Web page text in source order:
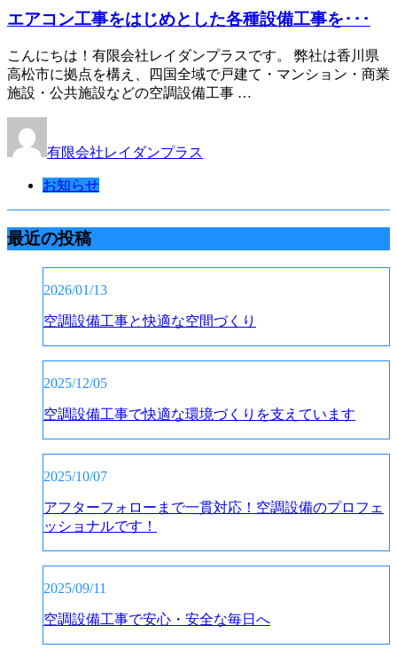
エアコン工事をはじめとした各種設備工事を･･･
こんにちは！有限会社レイダンプラスです。 弊社は香川県
高松市に拠点を構え、四国全域で戸建て・マンション・商業
施設・公共施設などの空調設備工事 …
有限会社レイダンプラス
お知らせ
最近の投稿
2026/01/13
空調設備工事と快適な空間づくり
2025/12/05
空調設備工事で快適な環境づくりを支えています
2025/10/07
アフターフォローまで一貫対応！空調設備のプロフェ
ッショナルです！
2025/09/11
空調設備工事で安心・安全な毎日へ